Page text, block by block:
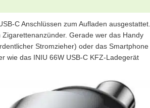
C Anschlüssen zum Aufladen ausgestattet.
Gerade wer das Handy
Stromzieher) oder das Smartphone
wie das INIU 66W USB-C KFZ-Ladegerät